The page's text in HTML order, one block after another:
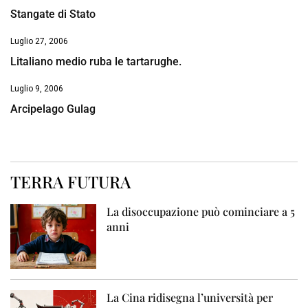
Stangate di Stato
Luglio 27, 2006
Litaliano medio ruba le tartarughe.
Luglio 9, 2006
Arcipelago Gulag
TERRA FUTURA
La disoccupazione può cominciare a 5
anni
La Cina ridisegna l’università per